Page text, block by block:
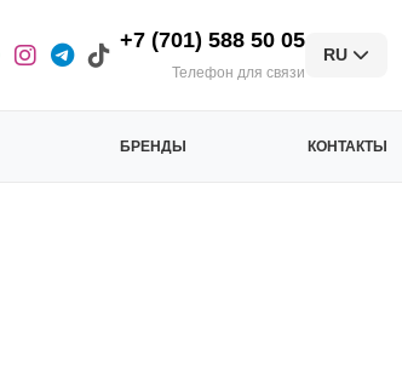
+7 (701) 588 50 05
Телефон для связи
RU
БРЕНДЫ КОНТАКТЫ